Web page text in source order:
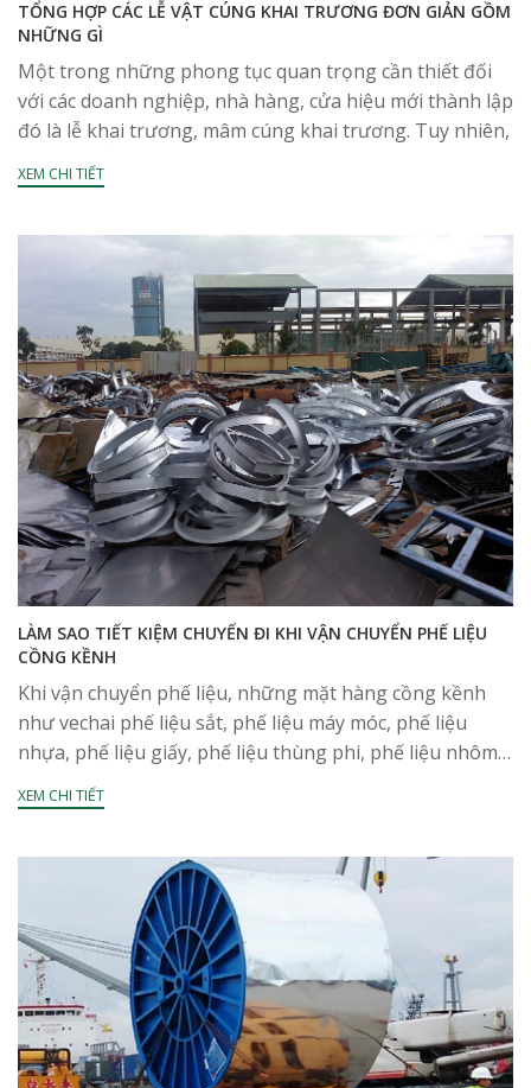
TỔNG HỢP CÁC LỄ VẬT CÚNG KHAI TRƯƠNG ĐƠN GIẢN GỒM
NHỮNG GÌ
Một trong những phong tục quan trọng cần thiết đối
với các doanh nghiệp, nhà hàng, cửa hiệu mới thành lập
đó là lễ khai trương, mâm cúng khai trương. Tuy nhiên,
không phải...
XEM CHI TIẾT
LÀM SAO TIẾT KIỆM CHUYẾN ĐI KHI VẬN CHUYỂN PHẾ LIỆU
CỒNG KỀNH
Khi vận chuyển phế liệu, những mặt hàng cồng kềnh
như vechai phế liệu sắt, phế liệu máy móc, phế liệu
nhựa, phế liệu giấy, phế liệu thùng phi, phế liệu nhôm…
mặc dù được...
XEM CHI TIẾT